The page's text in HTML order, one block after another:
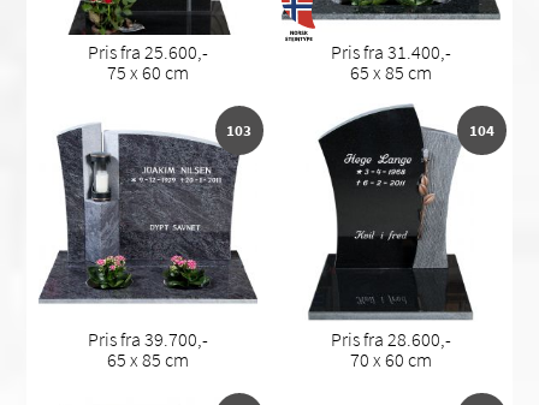
Pris fra 25.600,-
75 x 60 cm
Pris fra 31.400,-
65 x 85 cm
103
Pris fra 39.700,-
65 x 85 cm
104
Pris fra 28.600,-
70 x 60 cm